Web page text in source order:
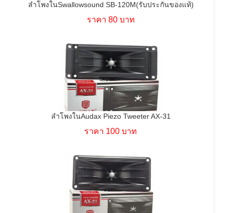
ลำโพงในSwallowsound SB-120M(รับประกันของแท้)
ราคา 80 บาท
ลำโพงในAudax Piezo Tweeter AX-31
ราคา 100 บาท